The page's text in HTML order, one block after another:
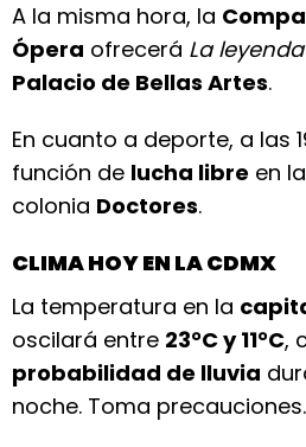
A la misma hora, la
Ópera ofrecerá La
Palacio de Bellas Artes.
En cuanto a deporte, a las
función de lucha libre en la
colonia Doctores.
CLIMA HOY EN LA CDMX
La temperatura en la
oscilará entre 23°C y 11°C,
probabilidad de lluvia
noche. Toma precauciones.